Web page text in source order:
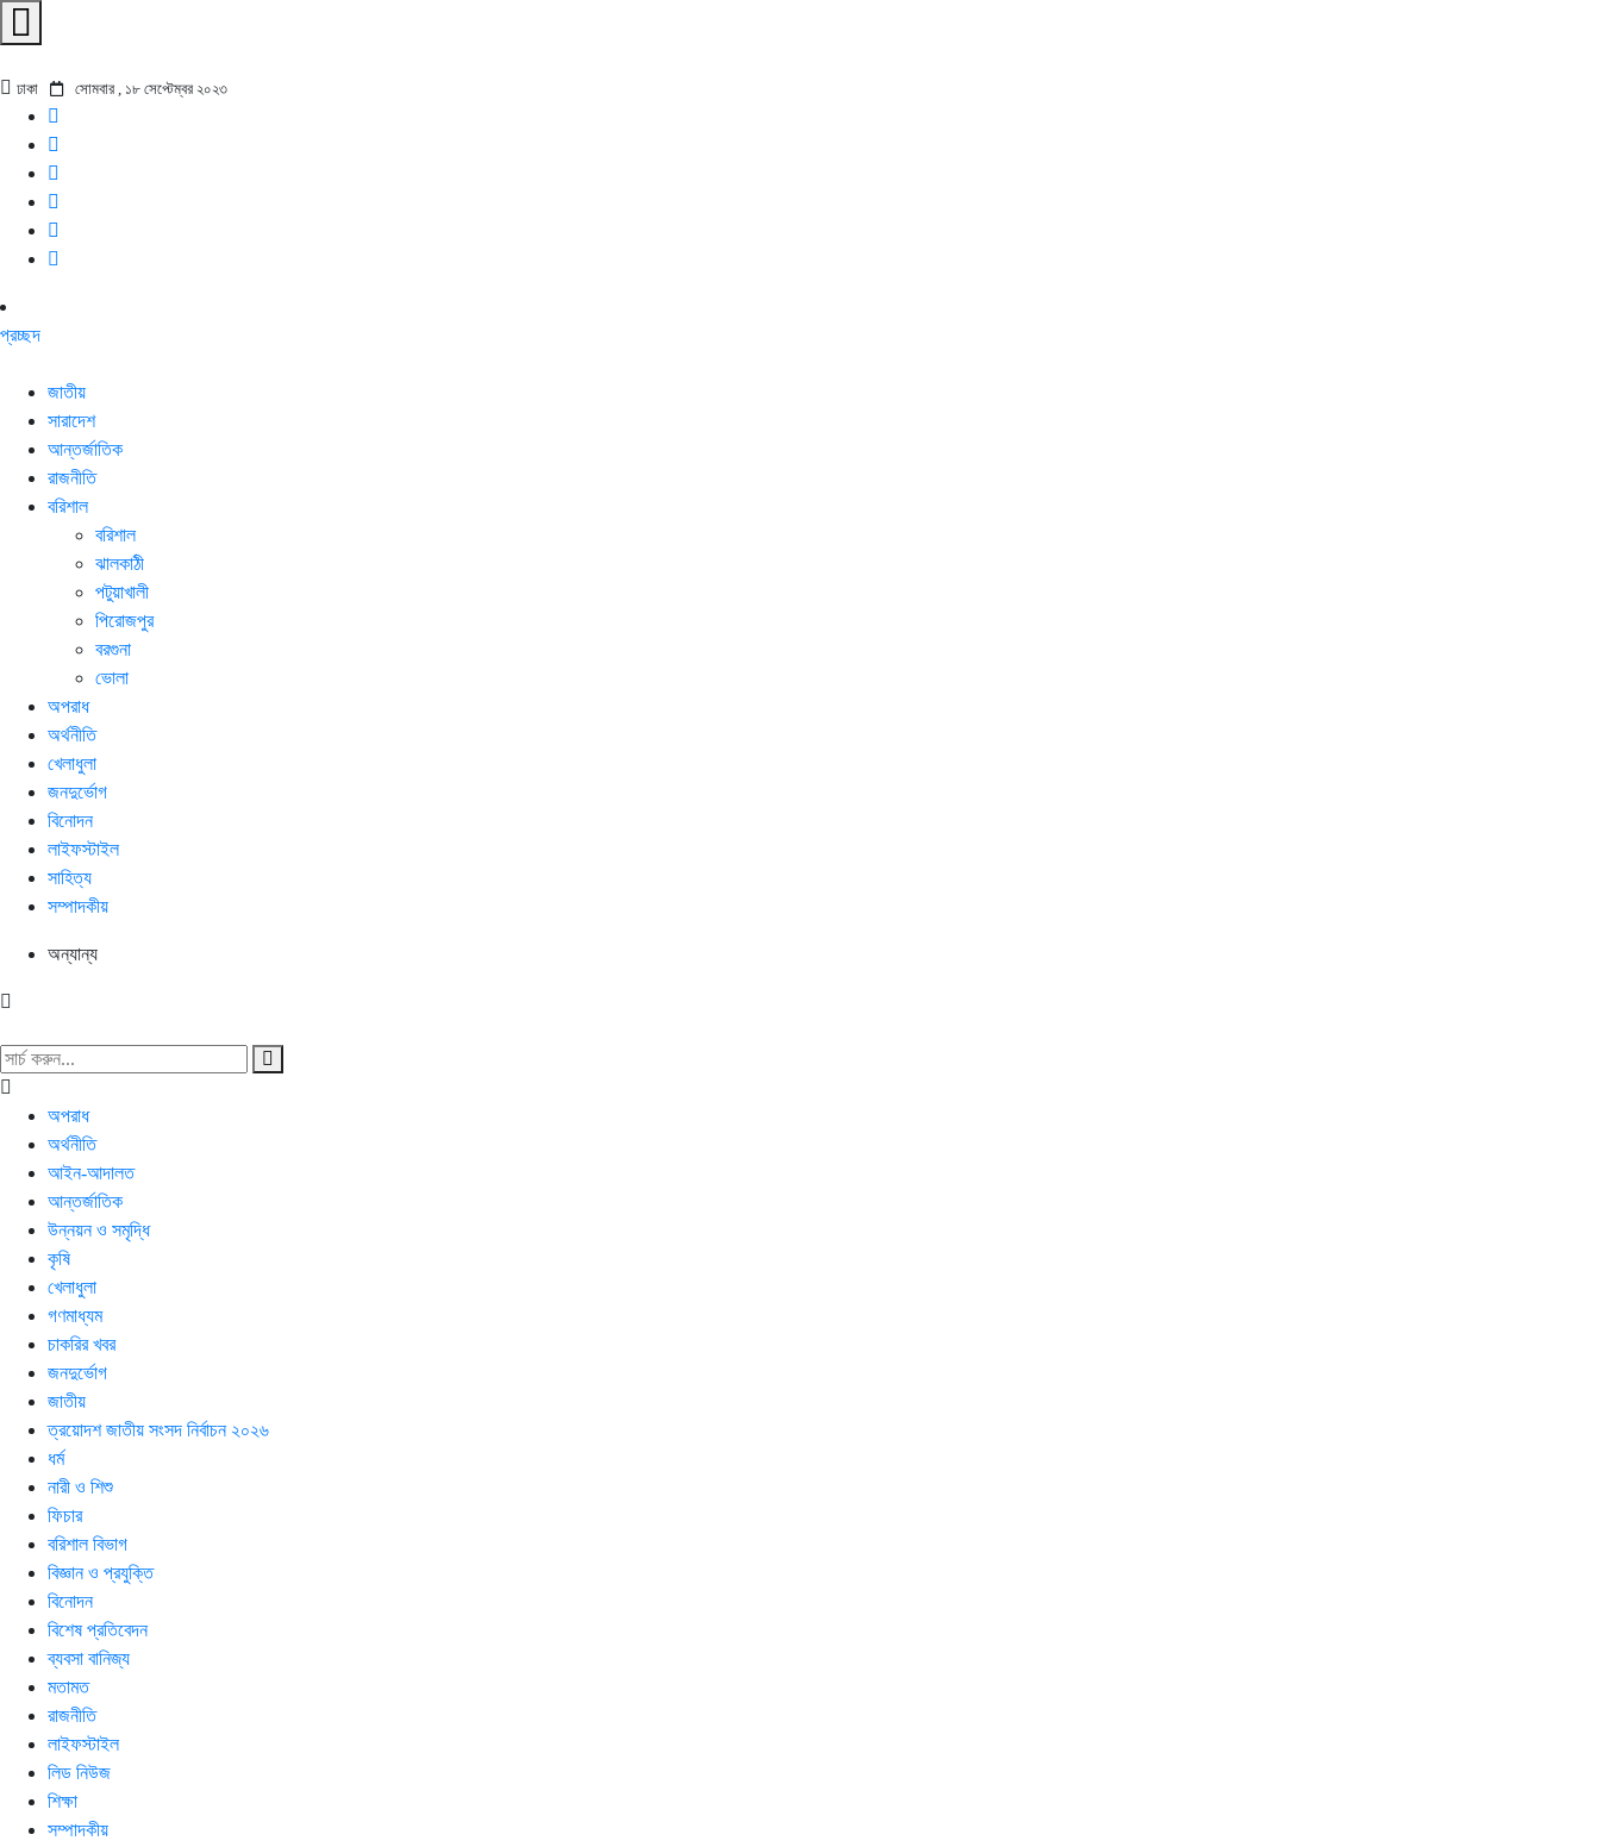
ঢাকা সোমবার , ১৮ সেপ্টেম্বর ২০২৩
প্রচ্ছদ
জাতীয়
সারাদেশ
আন্তর্জাতিক
রাজনীতি
বরিশাল
বরিশাল
ঝালকাঠী
পটুয়াখালী
পিরোজপুর
বরগুনা
ভোলা
অপরাধ
অর্থনীতি
খেলাধুলা
জনদুর্ভোগ
বিনোদন
লাইফস্টাইল
সাহিত্য
সম্পাদকীয়
অন্যান্য
অপরাধ
অর্থনীতি
আইন-আদালত
আন্তর্জাতিক
উন্নয়ন ও সমৃদ্ধি
কৃষি
খেলাধুলা
গণমাধ্যম
চাকরির খবর
জনদুর্ভোগ
জাতীয়
ত্রয়োদশ জাতীয় সংসদ নির্বাচন ২০২৬
ধর্ম
নারী ও শিশু
ফিচার
বরিশাল বিভাগ
বিজ্ঞান ও প্রযুক্তি
বিনোদন
বিশেষ প্রতিবেদন
ব্যবসা বানিজ্য
মতামত
রাজনীতি
লাইফস্টাইল
লিড নিউজ
শিক্ষা
সম্পাদকীয়